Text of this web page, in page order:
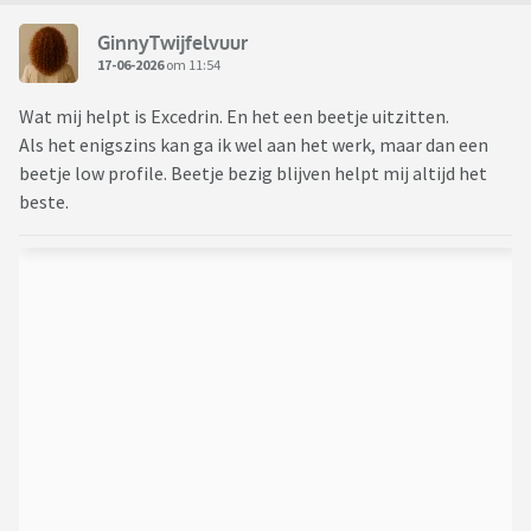
GinnyTwijfelvuur
17-06-2026om 11:54
Wat mij helpt is Excedrin. En het een beetje uitzitten.
Als het enigszins kan ga ik wel aan het werk, maar dan een
beetje low profile. Beetje bezig blijven helpt mij altijd het
beste.